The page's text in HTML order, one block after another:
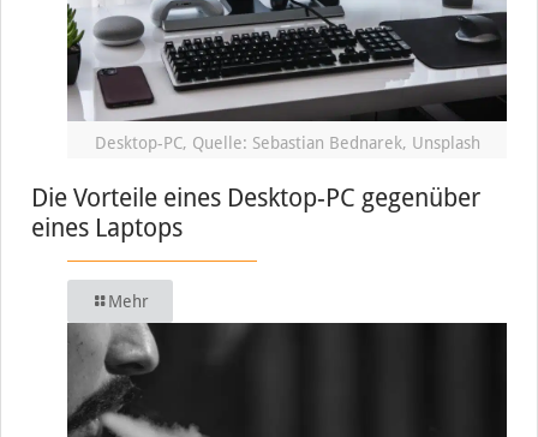
Desktop-PC, Quelle: Sebastian Bednarek, Unsplash
Die Vorteile eines Desktop-PC gegenüber
eines Laptops
Mehr